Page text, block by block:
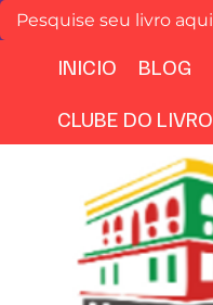
INICIO BLOG
CLUBE DO LIVRO